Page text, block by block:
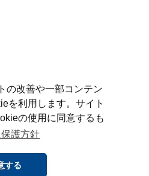
の改善や一部コンテン
を利用します。サイト
の使用に同意するも
護方針
する